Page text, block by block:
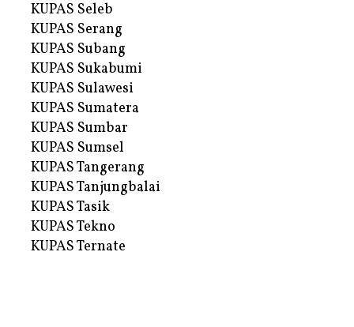
KUPAS Seleb
KUPAS Serang
KUPAS Subang
KUPAS Sukabumi
KUPAS Sulawesi
KUPAS Sumatera
KUPAS Sumbar
KUPAS Sumsel
KUPAS Tangerang
KUPAS Tanjungbalai
KUPAS Tasik
KUPAS Tekno
KUPAS Ternate